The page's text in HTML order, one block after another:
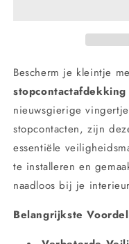
Beschermhoes
Bescherm je kleintje
nieuwsgierige
stopcontacten, zijn
essentiële
te installeren en
naadloos bij je
Belangrijkste